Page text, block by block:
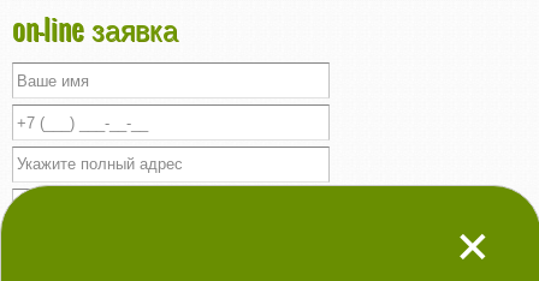
on-line заявка
+